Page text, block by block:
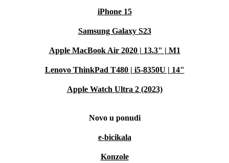
iPhone 15
Samsung Galaxy S23
Apple MacBook Air 2020 | 13.3" | M1
Lenovo ThinkPad T480 | i5-8350U | 14"
Apple Watch Ultra 2 (2023)
Novo u ponudi
e-bicikala
Konzole